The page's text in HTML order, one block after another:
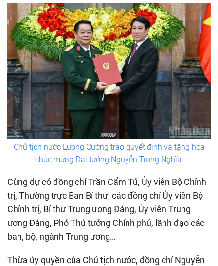
Chủ tịch nước Lương Cường trao quyết định và tặng hoa
chúc mừng Đại tướng Nguyễn Trọng Nghĩa.
Cùng dự có đồng chí Trần Cẩm Tú, Ủy viên Bộ Chính
trị, Thường trực Ban Bí thư; các đồng chí Ủy viên Bộ
Chính trị, Bí thư Trung ương Đảng, Ủy viên Trung
ương Đảng, Phó Thủ tướng Chính phủ, lãnh đạo các
ban, bộ, ngành Trung ương…
Thừa ủy quyền của Chủ tịch nước, đồng chí Nguyễn